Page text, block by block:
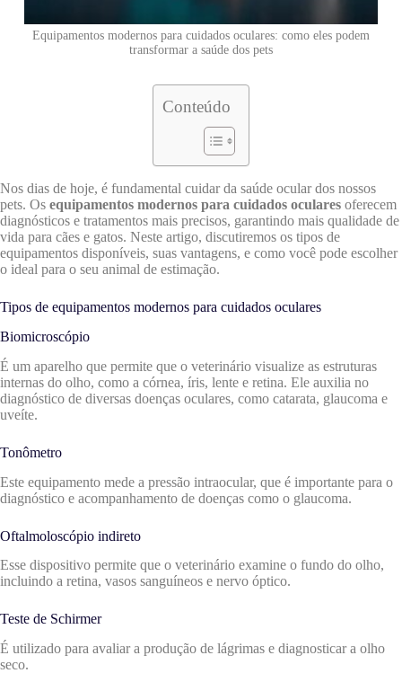
Equipamentos modernos para cuidados oculares: como eles podem
transformar a saúde dos pets
Conteúdo
Nos dias de hoje, é fundamental cuidar da saúde ocular dos nossos
pets. Os equipamentos modernos para cuidados oculares oferecem
diagnósticos e tratamentos mais precisos, garantindo mais qualidade de
vida para cães e gatos. Neste artigo, discutiremos os tipos de
equipamentos disponíveis, suas vantagens, e como você pode escolher
o ideal para o seu animal de estimação.
Tipos de equipamentos modernos para cuidados oculares
Biomicroscópio
É um aparelho que permite que o veterinário visualize as estruturas
internas do olho, como a córnea, íris, lente e retina. Ele auxilia no
diagnóstico de diversas doenças oculares, como catarata, glaucoma e
uveíte.
Tonômetro
Este equipamento mede a pressão intraocular, que é importante para o
diagnóstico e acompanhamento de doenças como o glaucoma.
Oftalmoloscópio indireto
Esse dispositivo permite que o veterinário examine o fundo do olho,
incluindo a retina, vasos sanguíneos e nervo óptico.
Teste de Schirmer
É utilizado para avaliar a produção de lágrimas e diagnosticar a olho
seco.